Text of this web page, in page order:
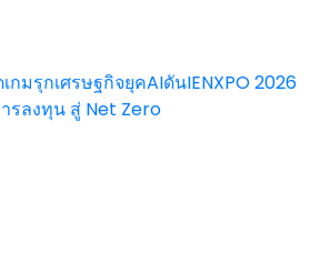
กมรุกเศรษฐกิจยุคAIดันIENXPO 2026
รลงทุน สู่ Net Zero